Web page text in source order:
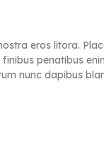
eros litora.
penatibus
nunc dapibus